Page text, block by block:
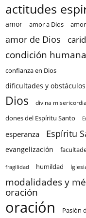
actitudes
amor amor a Dios
amor de Dios
condición humana
confianza en Dios
dificultades y
Dios divina misericordia
dones del Espíritu Santo
esperanza Espíritu
evangelización
fragilidad humildad
modalidades y
oración
oración Pasión